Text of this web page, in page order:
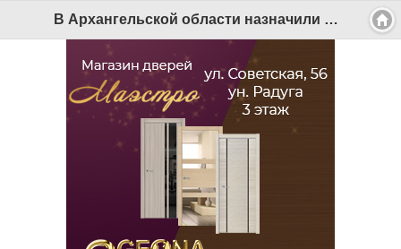
В Архангельской области назначили министра здравоохранения - Беломорканал Северодвинск tv29.ru